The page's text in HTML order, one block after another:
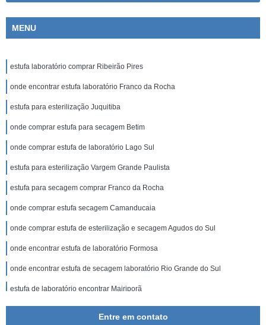
MENU
estufa laboratório comprar Ribeirão Pires
onde encontrar estufa laboratório Franco da Rocha
estufa para esterilização Juquitiba
onde comprar estufa para secagem Betim
onde comprar estufa de laboratório Lago Sul
estufa para esterilização Vargem Grande Paulista
estufa para secagem comprar Franco da Rocha
onde comprar estufa secagem Camanducaia
onde comprar estufa de esterilização e secagem Agudos do Sul
onde encontrar estufa de laboratório Formosa
onde encontrar estufa de secagem laboratório Rio Grande do Sul
estufa de laboratório encontrar Mairiporã
Entre em contato